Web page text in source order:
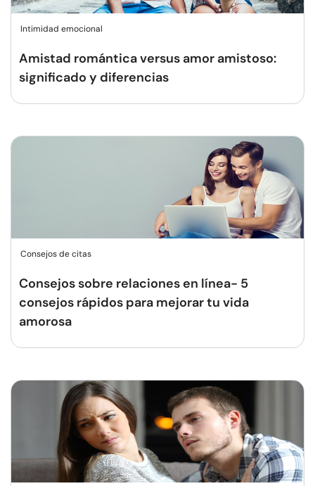
Intimidad emocional
Amistad romántica versus amor amistoso:
significado y diferencias
Consejos de citas
Consejos sobre relaciones en línea- 5
consejos rápidos para mejorar tu vida
amorosa